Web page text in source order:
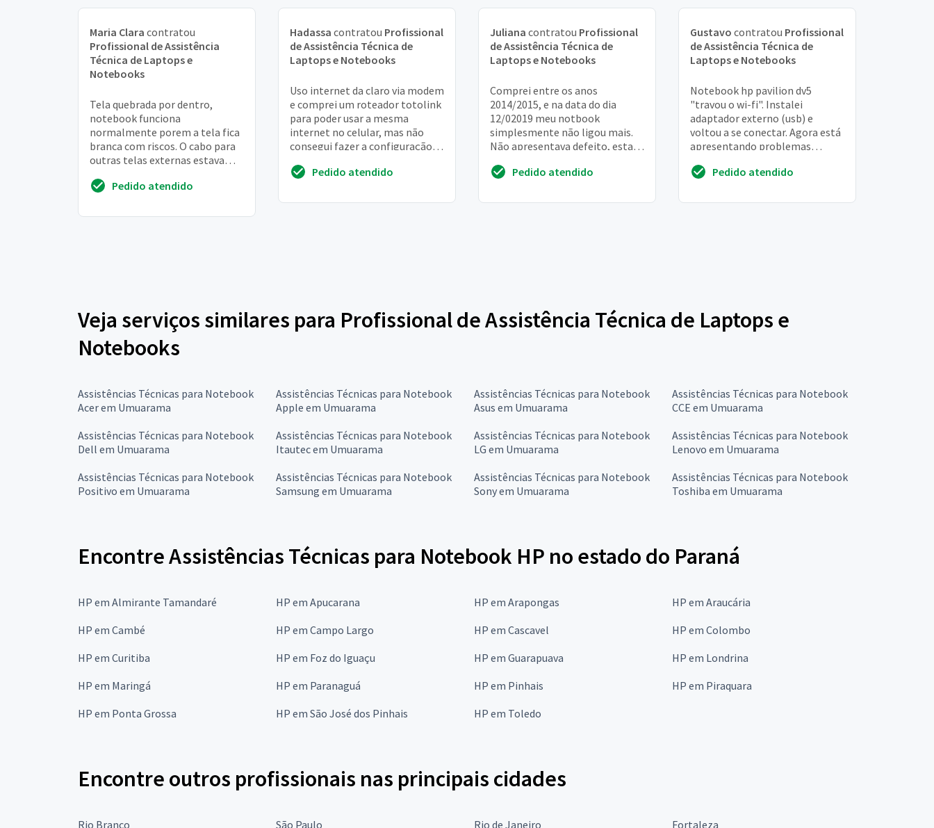
Maria Clara contratou
Profissional de Assistência
Técnica de Laptops e
Notebooks
Tela quebrada por dentro,
notebook funciona
normalmente porem a tela fica
branca com riscos. O cabo para
outras telas externas estava
houve uma atualização no...
Pedido atendido
Hadassa contratou Profissional
de Assistência Técnica de
Laptops e Notebooks
Uso internet da claro via modem
e comprei um roteador totolink
para poder usar a mesma
internet no celular, mas não
consegui fazer a configuração
roteadorPedido atendido
Juliana contratou Profissional
de Assistência Técnica de
Laptops e Notebooks
Comprei entre os anos
2014/2015, e na data do dia
12/02019 meu notbook
simplesmente não ligou mais.
Não apresentava defeito, estava
conservei e deixei em local seg...
Pedido atendido
Gustavo contratou Profissional
de Assistência Técnica de
Laptops e Notebooks
Notebook hp pavilion dv5
"travou o wi-fi". Instalei
adaptador externo (usb) e
voltou a se conectar. Agora está
apresentando problemas
reconhecimento das usb.
Pedido atendido
Veja serviços similares para Profissional de Assistência Técnica de Laptops e
Notebooks
Assistências Técnicas para Notebook
Acer em Umuarama
Assistências Técnicas para Notebook
Apple em Umuarama
Assistências Técnicas para Notebook
Asus em Umuarama
Assistências Técnicas para Notebook
CCE em Umuarama
Assistências Técnicas para Notebook
Dell em Umuarama
Assistências Técnicas para Notebook
Itautec em Umuarama
Assistências Técnicas para Notebook
LG em Umuarama
Assistências Técnicas para Notebook
Lenovo em Umuarama
Assistências Técnicas para Notebook
Positivo em Umuarama
Assistências Técnicas para Notebook
Samsung em Umuarama
Assistências Técnicas para Notebook
Sony em Umuarama
Assistências Técnicas para Notebook
Toshiba em Umuarama
Encontre Assistências Técnicas para Notebook HP no estado do Paraná
HP em Almirante Tamandaré HP em Apucarana HP em Arapongas
HP em Araucária
HP em Cambé
HP em Campo Largo HP em Cascavel
HP em Colombo
HP em Curitiba
HP em Foz do Iguaçu HP em Guarapuava
HP em Londrina
HP em Maringá
HP em Paranaguá HP em Pinhais
HP em Piraquara
HP em Ponta Grossa
HP em São José dos Pinhais HP em Toledo
Encontre outros profissionais nas principais cidades
Rio Branco São Paulo Rio de Janeiro Fortaleza